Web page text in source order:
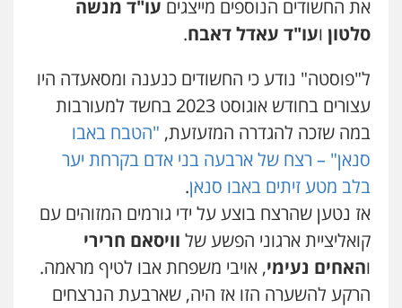
את החשודים הנוספים מייצגים עו"ד מנשה
סלטון ועו"ד עאדל דאבח.
ל"פוסטה" נודע כי החשודים כנענה ומסאעדה היו
עצורים בחודש אוגוסט 2023 בחשד למעורבות
במה שזכה להגדרה המזעזעת, "הטבח באבו
סנאן" – רצח של ארבעה בני אדם בקרחת יער
בלב מטע זיתים באבו סנאן.
אז נטען שהרצח בוצע על ידי גורמים המזוהים עם
קואליציית ארגוני הפשע של וויסאם חרירי
והאחים נעימי, אויבי משפחת אבו לטיף מראמה.
הרקע להשערה הזו אז היה, שארבעת הנרצחים
כבריאן, מזר – משרד עורכי דין
פלילי מעצרים וחקירות
עו"ד בועז קניג
פלילי משפחה כלכלי צבאי
0507003001
מנשה, אלמוג – עורכי דין
פלילי עבירות תנועה צווארון לבן תעבורה
עורכי דין לענייני אסירים מעצרים וחקירות
0546470989